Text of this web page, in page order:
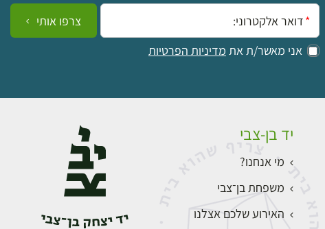
אימייל:
אני מאשר/ת את מדיניות הפרטיות
צרפו אותי
יד בן-צבי
מי אנחנו?
משפחת בן־צבי
האירוע שלכם אצלנו